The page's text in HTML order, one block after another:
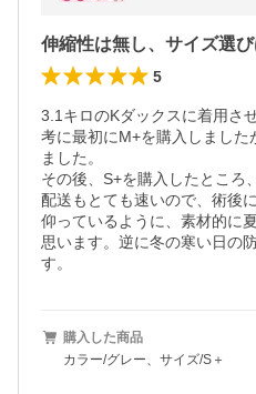
伸縮性は無し、サイズ選
5
3.1キロのKダックスに着用さ
考に最初にM+を購入しました
ました。
その後、S+を購入したところ
配送もとても速いので、術後
仰っているように、素材的に
思います。逆に冬の寒い日の
す。
購入した商品
カラー/グレー、サイズ/S＋